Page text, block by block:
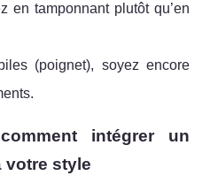
en tamponnant plutôt qu’en
(poignet), soyez encore
intégrer un
votre style